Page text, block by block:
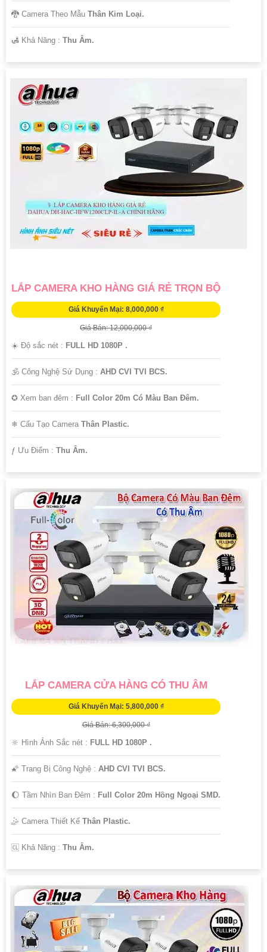
🐉️ Camera Theo Mẫu Thân Kim Loại.
️🛃 Khả Năng : Thu Âm.
LẮP CAMERA KHO HÀNG GIÁ RẺ TRỌN BỘ
Giá Khuyến Mại: 8,000,000 ₫
Giá Bán: 12,000,000 ₫
☀️ Độ sắc nét : FULL HD 1080P .
🕉️ Công Nghệ Sử Dụng : AHD CVI TVI BCS.
✪ Xem ban đêm : Full Color 20m Có Màu Ban Ðêm.
❄ Cấu Tạo Camera Thân Plastic.
️ƒ Ưu Điểm : Thu Âm.
LẮP CAMERA CỬA HÀNG CÓ THU ÂM
Giá Khuyến Mại: 5,800,000 ₫
Giá Bán: 6,300,000 ₫
🔆 Hình Ảnh Sắc nét : FULL HD 1080P .
🌠 Trang Bị Công Nghệ : AHD CVI TVI BCS.
🌔 Tầm Nhìn Ban Đêm : Full Color 20m Hồng Ngoại SMD.
🤹 Camera Thiết Kế Thân Plastic.
️🆑 Khả Năng : Thu Âm.